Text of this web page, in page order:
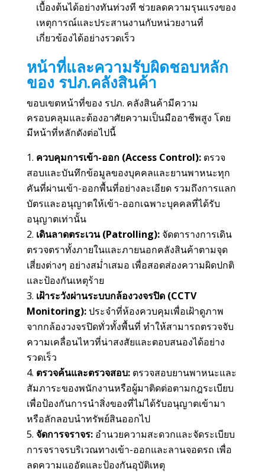
เบื้องต้นได้อย่างทันท่วงที ช่วยลดความรุนแรงของ
เหตุการณ์และประสานงานกับหน่วยงานที่
เกี่ยวข้องได้อย่างรวดเร็ว
หน้าที่และความรับผิดชอบหลัก
ของ รปภ.คลังสินค้า
ขอบเขตหน้าที่ของ รปภ. คลังสินค้ามีความ
ครอบคลุมและต้องอาศัยความเป็นมืออาชีพสูง โดย
มีหน้าที่หลักดังต่อไปนี้
ควบคุมการเข้า-ออก (Access Control):ตรวจ
สอบและบันทึกข้อมูลของบุคคลและยานพาหนะทุก
คันที่ผ่านเข้า-ออกพื้นที่อย่างละเอียด รวมถึงการแลก
บัตรและอนุญาตให้เข้า-ออกเฉพาะบุคคลที่ได้รับ
อนุญาตเท่านั้น
เดินลาดตระเวน (Patrolling):จัดตารางการเดิน
ตรวจตราทั้งภายในและภายนอกคลังสินค้าตามจุด
เสี่ยงต่างๆ อย่างสม่ำเสมอ เพื่อสอดส่องความผิดปกติ
และป้องกันเหตุร้าย
เฝ้าระวังผ่านระบบกล้องวงจรปิด (CCTV
Monitoring):ประจำที่ห้องควบคุมเพื่อเฝ้าดูภาพ
จากกล้องวงจรปิดทั่วทั้งพื้นที่ ทำให้สามารถตรวจจับ
ความเคลื่อนไหวที่น่าสงสัยและตอบสนองได้อย่าง
รวดเร็ว
ตรวจค้นและตรวจสอบ:ตรวจสอบยานพาหนะและ
สัมภาระของพนักงานหรือผู้มาติดต่อตามกฎระเบียบ
เพื่อป้องกันการนำสิ่งของที่ไม่ได้รับอนุญาตเข้ามา
หรือลักลอบนำทรัพย์สินออกไป
จัดการจราจร:อำนวยความสะดวกและจัดระเบียบ
การจราจรบริเวณทางเข้า-ออกและลานจอดรถ เพื่อ
ลดความแออัดและป้องกันอุบัติเหตุ